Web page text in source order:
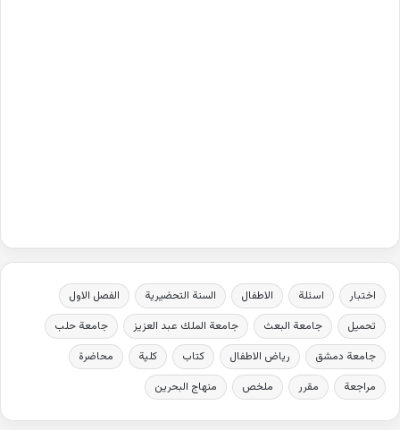
اختبار اسئلة الاطفال السنة التحضيرية
الفصل الاول
تحميل
جامعة البعث جامعة الملك عبد العزيز
جامعة حلب
جامعة دمشق
رياض الاطفال كتاب كلية
محاضرة
مراجعة
مقرر ملخص منهاج البحرين